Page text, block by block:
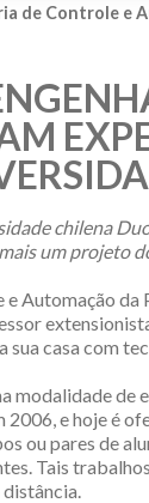
de Controle e
chilena
mais um projeto
Automação
casa com
modalidade
e hoje é
ou pares de
Tais